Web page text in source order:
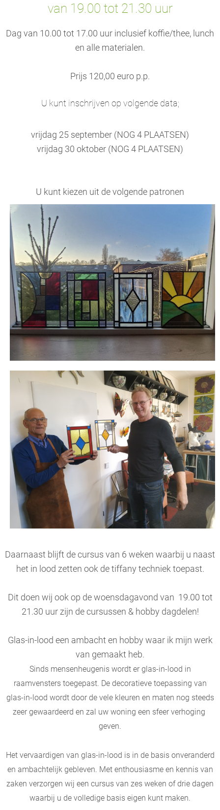
van 19.00 tot 21.30 uur
Dag van 10.00 tot 17.00 uur inclusief koffie/thee, lunch
en alle materialen.
Prijs 120,00 euro p.p.
U kunt inschrijven op volgende data;
vrijdag 25 september (NOG 4 PLAATSEN)
vrijdag 30 oktober (NOG 4 PLAATSEN)
U kunt kiezen uit de volgende patronen
Daarnaast blijft de cursus van 6 weken waarbij u naast
het in lood zetten ook de tiffany techniek toepast.
Dit doen wij ook op de woensdagavond van 19.00 tot
21.30 uur zijn de cursussen & hobby dagdelen!
Glas-in-lood een ambacht en hobby waar ik mijn werk
van gemaakt heb.
Sinds mensenheugenis wordt er glas-in-lood in
raamvensters toegepast. De decoratieve toepassing van
glas-in-lood wordt door de vele kleuren en maten nog steeds
zeer gewaardeerd en zal uw woning een sfeer verhoging
geven.
Het vervaardigen van glas-in-lood is in de basis onveranderd
en ambachtelijk gebleven. Met enthousiasme en kennis van
zaken verzorgen wij een cursus van zes weken of drie dagen
waarbij u de volledige basis eigen kunt maken.